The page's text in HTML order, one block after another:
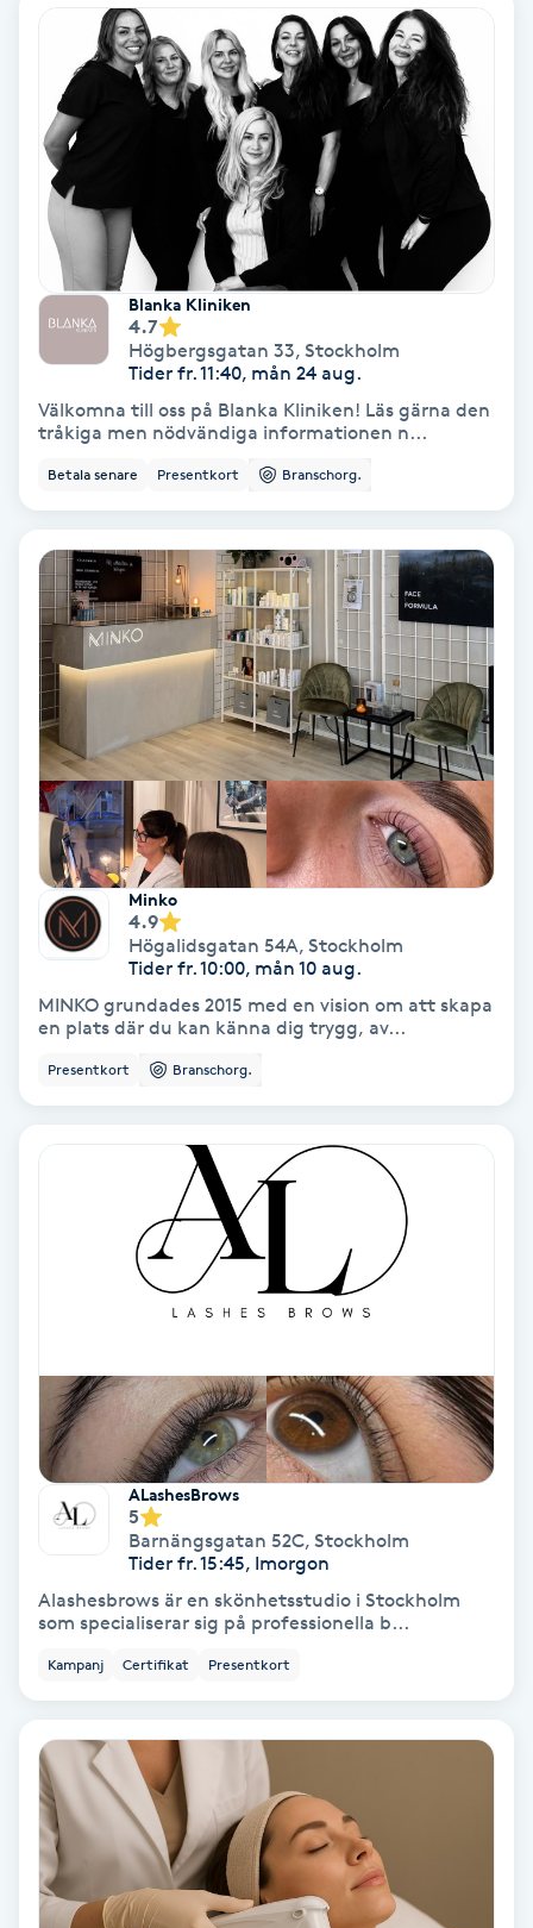
Föning
Gel naglar
Gelenaglar
Gellack
Gruppträning
Gua Sha-massage
Hatha Yoga
Headspa
Healing
Herrklippning
HIFU
Hot Stone Massage
Hudföryngring
Hudvård
Hyaluronsyra
Hyperhidros
Hypnos
Hårbottenbehandling
Hårförlängning
Hårvård
Blanka Kliniken
4.7
Högbergsgatan 33, Stockholm
Tider fr. 11:40, mån 24 aug.
Välkomna till oss på Blanka Kliniken! Läs gärna den
tråkiga men nödvändiga informationen n...
Betala senare Presentkort Branschorg.
Minko
4.9
Högalidsgatan 54A, Stockholm
Tider fr. 10:00, mån 10 aug.
MINKO grundades 2015 med en vision om att skapa
en plats där du kan känna dig trygg, av...
Presentkort Branschorg.
ALashesBrows
5
Barnängsgatan 52C, Stockholm
Tider fr. 15:45, Imorgon
Alashesbrows är en skönhetsstudio i Stockholm
som specialiserar sig på professionella b...
Kampanj Certifikat Presentkort